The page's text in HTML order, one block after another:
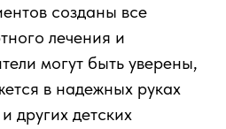
созданы все
лечения и
могут быть уверены,
в надежных руках
других детских